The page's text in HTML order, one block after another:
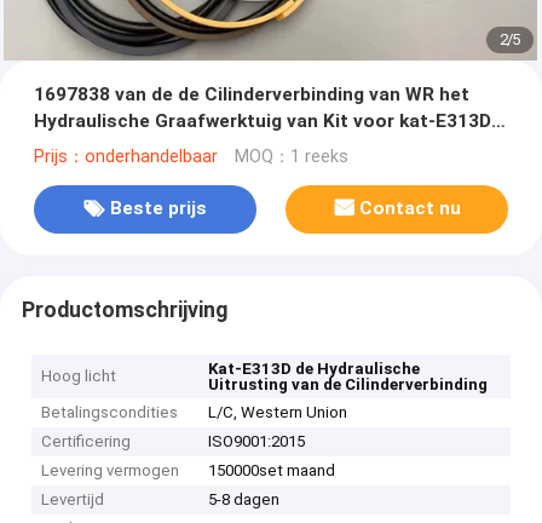
2/5
1697838 van de de Cilinderverbinding van WR het
Hydraulische Graafwerktuig van Kit voor kat-E313D
80 Graad
Prijs：onderhandelbaar MOQ：1 reeks
Beste prijs Contact nu
Productomschrijving
Hoog licht
Kat-E313D de Hydraulische
Uitrusting van de Cilinderverbinding
Betalingscondities
L/C, Western Union
Certificering
ISO9001:2015
Levering vermogen
150000set maand
Levertijd
5-8 dagen